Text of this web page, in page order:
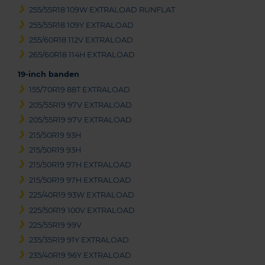
255/55R18 109W EXTRALOAD RUNFLAT
255/55R18 109Y EXTRALOAD
255/60R18 112V EXTRALOAD
265/60R18 114H EXTRALOAD
19-inch banden
155/70R19 88T EXTRALOAD
205/55R19 97V EXTRALOAD
205/55R19 97V EXTRALOAD
215/50R19 93H
215/50R19 93H
215/50R19 97H EXTRALOAD
215/50R19 97H EXTRALOAD
225/40R19 93W EXTRALOAD
225/50R19 100V EXTRALOAD
225/55R19 99V
235/35R19 91Y EXTRALOAD
235/40R19 96Y EXTRALOAD